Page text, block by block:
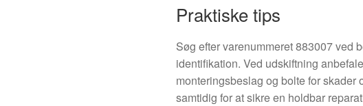
Praktiske tips
Søg efter varenummeret 883007 ved
identifikation. Ved udskiftning
monteringsbeslag og bolte for skader
samtidig for at sikre en holdbar